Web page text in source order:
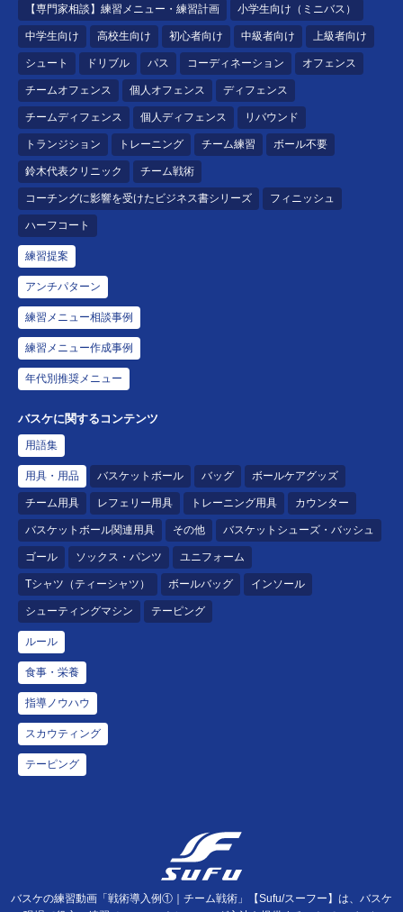
【専門家相談】練習メニュー・練習計画 小学生向け（ミニバス）
中学生向け 高校生向け 初心者向け 中級者向け 上級者向け
シュート ドリブル パス コーディネーション オフェンス
チームオフェンス 個人オフェンス ディフェンス
チームディフェンス 個人ディフェンス リバウンド
トランジション トレーニング チーム練習 ボール不要
鈴木代表クリニック チーム戦術
コーチングに影響を受けたビジネス書シリーズ フィニッシュ
ハーフコート
練習提案
アンチパターン
練習メニュー相談事例
練習メニュー作成事例
年代別推奨メニュー
バスケに関するコンテンツ
用語集
用具・用品 バスケットボール バッグ ボールケアグッズ
チーム用具 レフェリー用具 トレーニング用具 カウンター
バスケットボール関連用具 その他 バスケットシューズ・バッシュ
ゴール ソックス・パンツ ユニフォーム
Tシャツ（ティーシャツ） ボールバッグ インソール
シューティングマシン テーピング
ルール
食事・栄養
指導ノウハウ
スカウティング
テーピング
バスケの練習動画「戦術導入例①｜チーム戦術」【Sufu/スーフー】は、バスケ